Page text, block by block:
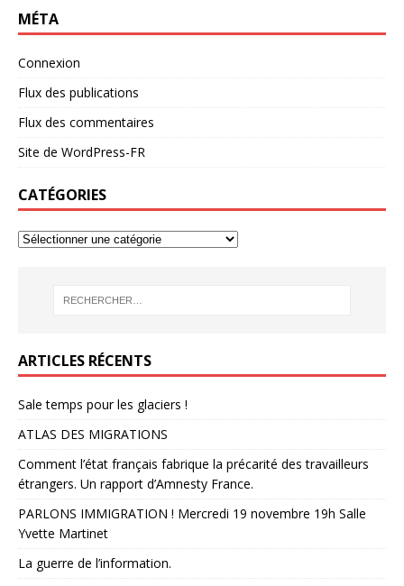
MÉTA
Connexion
Flux des publications
Flux des commentaires
Site de WordPress-FR
CATÉGORIES
ARTICLES RÉCENTS
Sale temps pour les glaciers !
ATLAS DES MIGRATIONS
Comment l’état français fabrique la précarité des travailleurs
étrangers. Un rapport d’Amnesty France.
PARLONS IMMIGRATION ! Mercredi 19 novembre 19h Salle
Yvette Martinet
La guerre de l’information.